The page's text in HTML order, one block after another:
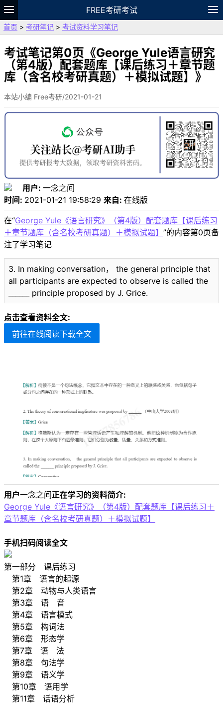
FREE考研考试
题库
故事 专题 APP
VIP
资料
首页 > 考研笔记 > 考试资料学习笔记
考试笔记第0页《George Yule语言研究
（第4版）配套题库【课后练习＋章节题
库（含名校考研真题）＋模拟试题】》
本站小编 Free考研/2021-01-21
用户: 一念之间
时间: 2021-01-21 19:58:29 来自: 在线版
在“George Yule《语言研究》（第4版）配套题库【课后练习
＋章节题库（含名校考研真题）＋模拟试题】 ”的内容第0页备
注了学习笔记
3. In making conversation， the general principle that
all participants are expected to observe is called the
______ principle proposed by J. Grice.
点击查看资料全文:
前往在线阅读下载全文
用户一念之间正在学习的资料简介:
George Yule《语言研究》（第4版）配套题库【课后练习＋
章节题库（含名校考研真题）＋模拟试题】
手机扫码阅读全文
第一部分 课后练习
第1章 语言的起源
第2章 动物与人类语言
第3章 语 音
第4章 语言模式
第5章 构词法
第6章 形态学
第7章 语 法
第8章 句法学
第9章 语义学
第10章 语用学
第11章 话语分析